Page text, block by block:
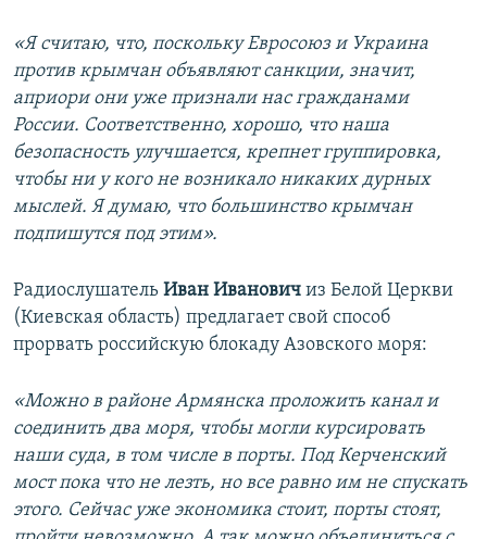
«Я считаю, что, поскольку Евросоюз и Украина
против крымчан объявляют санкции, значит,
априори они уже признали нас гражданами
России. Соответственно, хорошо, что наша
безопасность улучшается, крепнет группировка,
чтобы ни у кого не возникало никаких дурных
мыслей. Я думаю, что большинство крымчан
подпишутся под этим».
Радиослушатель Иван Иванович из Белой Церкви
(Киевская область) предлагает свой способ
прорвать российскую блокаду Азовского моря:
«Можно в районе Армянска проложить канал и
соединить два моря, чтобы могли курсировать
наши суда, в том числе в порты. Под Керченский
мост пока что не лезть, но все равно им не спускать
этого. Сейчас уже экономика стоит, порты стоят,